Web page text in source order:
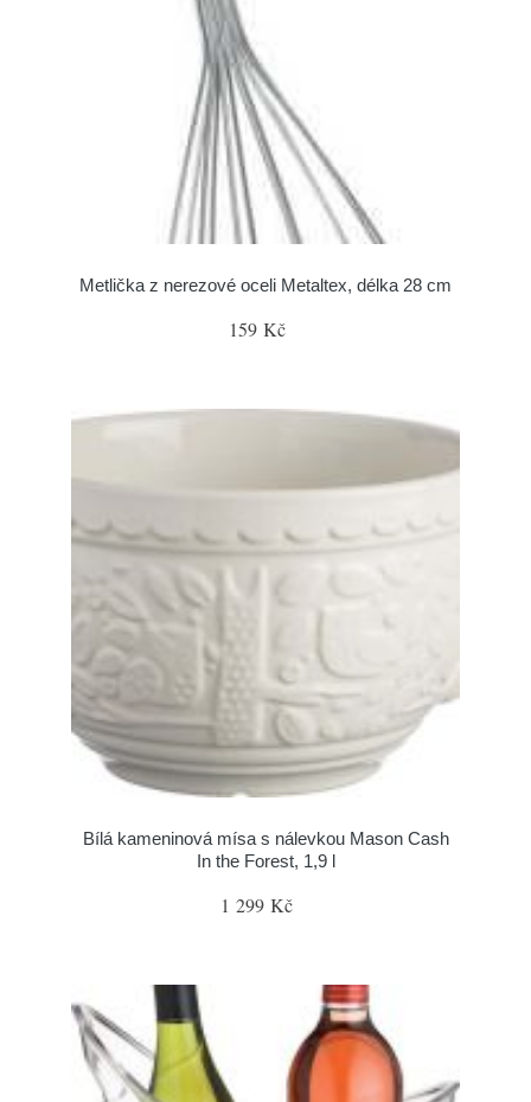
Metlička z nerezové oceli Metaltex, délka 28 cm
159 Kč
Bílá kameninová mísa s nálevkou Mason Cash
In the Forest, 1,9 l
1 299 Kč